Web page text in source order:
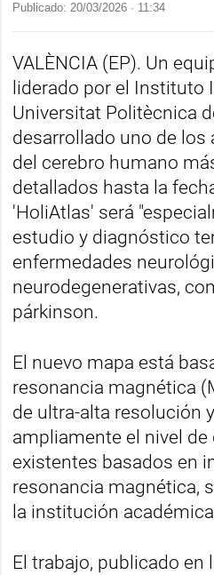
Publicado: 20/03/2026 · 11:34
VALÈNCIA (EP). Un
liderado por el Instituto
Universitat Politècnica
desarrollado uno de
del cerebro humano
detallados hasta la
'HoliAtlas' será
estudio y diagnóstico
enfermedades
neurodegenerativas,
párkinson.
El nuevo mapa está
resonancia magnética
de ultra-alta resolución
ampliamente el nivel
existentes basados en
resonancia magnética,
la institución
El trabajo, publicado en